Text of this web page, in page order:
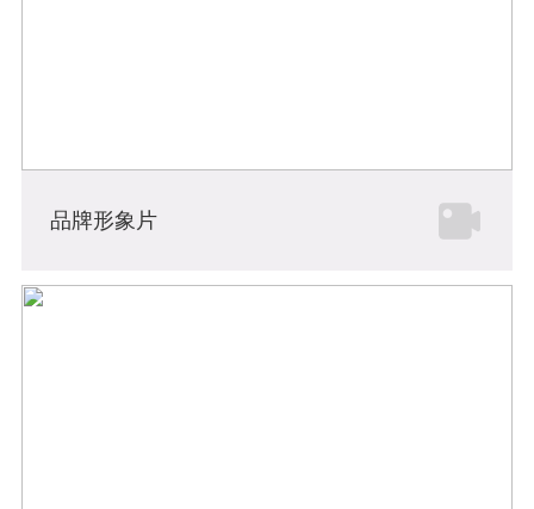
品牌形象片